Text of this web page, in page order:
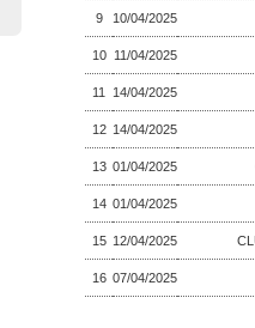
9 10/04/2025
10 11/04/2025
11 14/04/2025
12 14/04/2025
13 01/04/2025
14 01/04/2025
15 12/04/2025
16 07/04/2025